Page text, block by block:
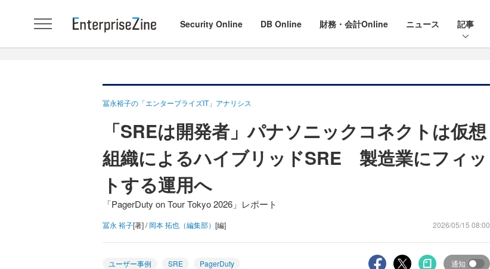
Security Online DB Online 財務・会計Online ニュース 記事
冨永裕子の「エンタープライズIT」アナリシス
「SREは開発者」パナソニックコネクトは仮想
組織によるハイブリッドSRE 製造業にフィッ
トする運用へ
「PagerDuty on Tour Tokyo 2026」レポート
冨永 裕子[著] /岡本 拓也（編集部） [編] 2026/05/15 08:00
ユーザー事例 SRE PagerDuty 通知